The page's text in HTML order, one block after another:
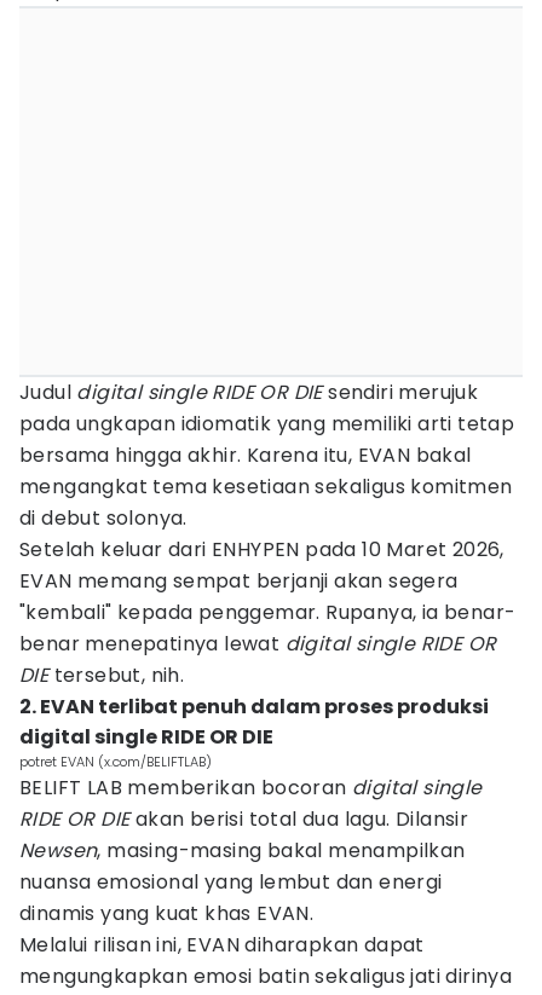
Judul digital single RIDE OR DIEsendiri merujuk
pada ungkapan idiomatik yang memiliki arti tetap
bersama hingga akhir. Karena itu, EVAN bakal
mengangkat tema kesetiaan sekaligus komitmen
di debut solonya.
Setelah keluar dari ENHYPEN pada 10 Maret 2026,
EVAN memang sempat berjanji akan segera
"kembali" kepada penggemar. Rupanya, ia benar-
benar menepatinya lewat digital single RIDE OR
DIEtersebut, nih.
2. EVAN terlibat penuh dalam proses produksi
digital single RIDE OR DIE
potret EVAN (x.com/BELIFTLAB)
BELIFT LAB memberikan bocoran digital single
RIDE OR DIEakan berisi total dua lagu. Dilansir
Newsen, masing-masing bakal menampilkan
nuansa emosional yang lembut dan energi
dinamis yang kuat khas EVAN.
Melalui rilisan ini, EVAN diharapkan dapat
mengungkapkan emosi batin sekaligus jati dirinya